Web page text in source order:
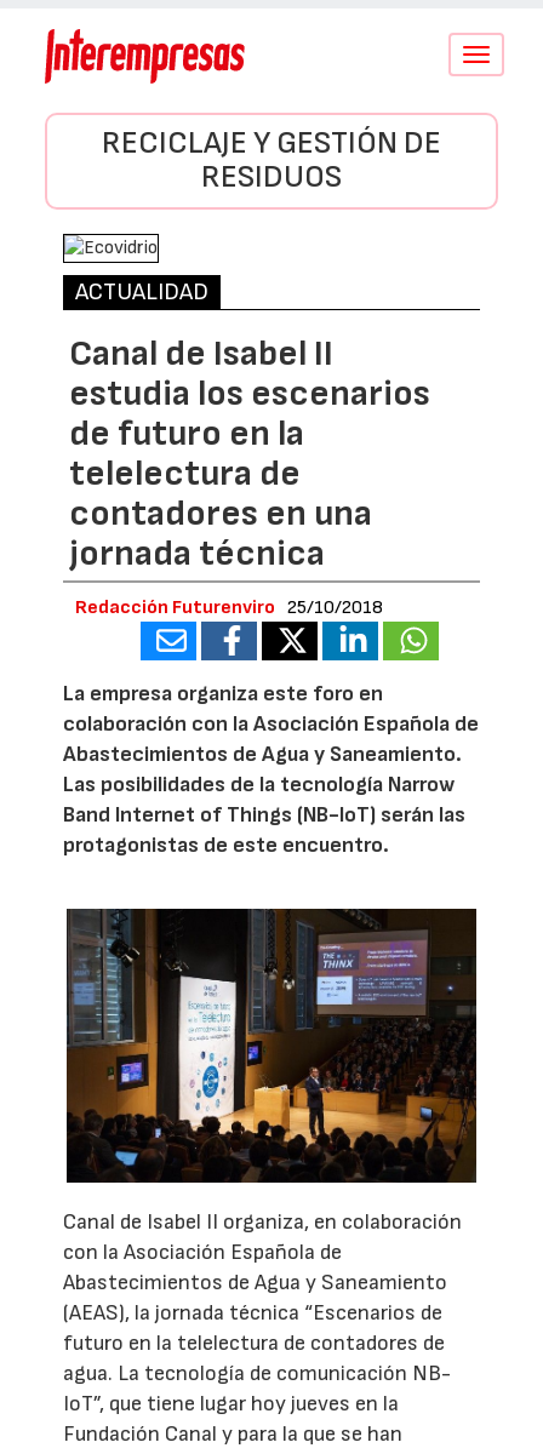
Conmutar
RECICLAJE Y GESTIÓN DE
RESIDUOS
ACTUALIDAD
Canal de Isabel II
estudia los escenarios
de futuro en la
telelectura de
contadores en una
jornada técnica
Redacción Futurenviro 25/10/2018
La empresa organiza este foro en
colaboración con la Asociación Española de
Abastecimientos de Agua y Saneamiento.
Las posibilidades de la tecnología Narrow
Band Internet of Things (NB-IoT) serán las
protagonistas de este encuentro.
Canal de Isabel II organiza, en colaboración
con la Asociación Española de
Abastecimientos de Agua y Saneamiento
(AEAS), la jornada técnica “Escenarios de
futuro en la telelectura de contadores de
agua. La tecnología de comunicación NB-
IoT”, que tiene lugar hoy jueves en la
Fundación Canal y para la que se han